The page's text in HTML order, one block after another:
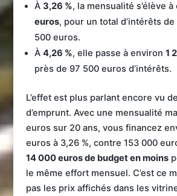
À3,26 %, la mensualité s’élève
euros, pour un total d’intérêts de
500 euros.
À4,26 %, elle passe à environ1
près de 97 500 euros d’intérêts.
L’effet est plus parlant encore vu
d’emprunt. Avec une mensualité
euros sur 20 ans, vous financez
euros à 3,26 %, contre 153 000
14 000 euros de budget en moins
le même effort mensuel. C’est ce
pas les prix affichés dans les